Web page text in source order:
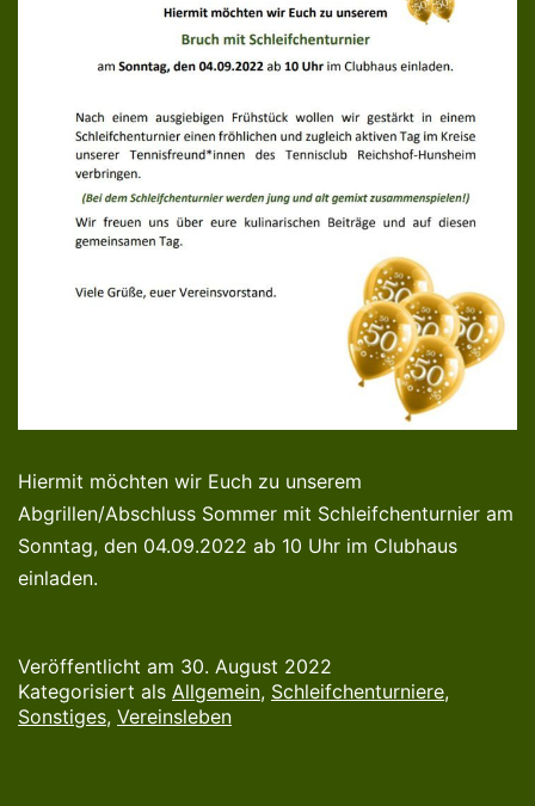
Hiermit möchten wir Euch zu unserem
Abgrillen/Abschluss Sommer mit Schleifchenturnier am
Sonntag, den 04.09.2022 ab 10 Uhr im Clubhaus
einladen.
Veröffentlicht am 30. August 2022
Kategorisiert als Allgemein, Schleifchenturniere,
Sonstiges, Vereinsleben